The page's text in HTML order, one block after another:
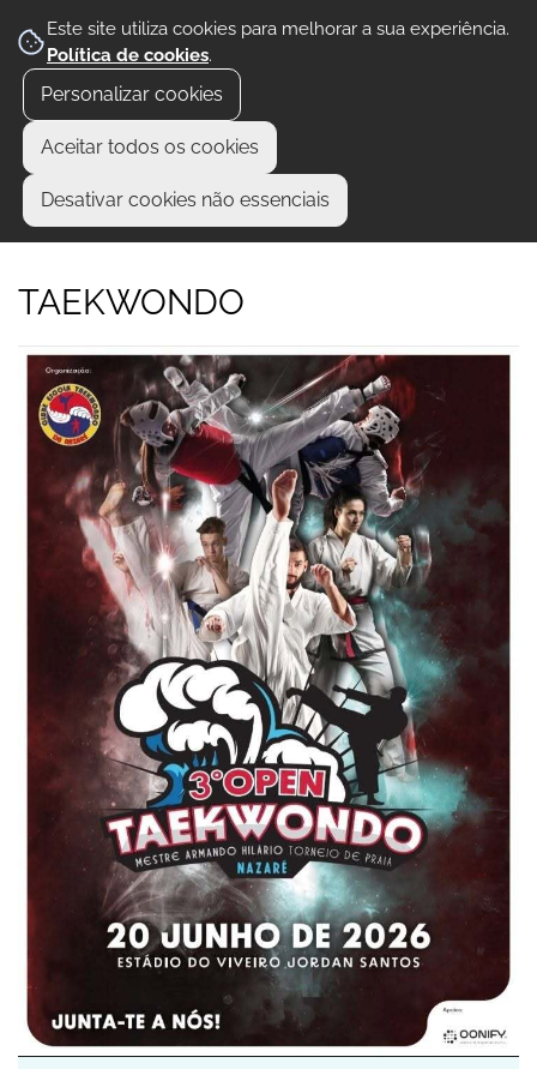
Este site utiliza cookies para melhorar a sua experiência.
Política de cookies.
Personalizar cookies
Aceitar todos os cookies
Desativar cookies não essenciais
TAEKWONDO